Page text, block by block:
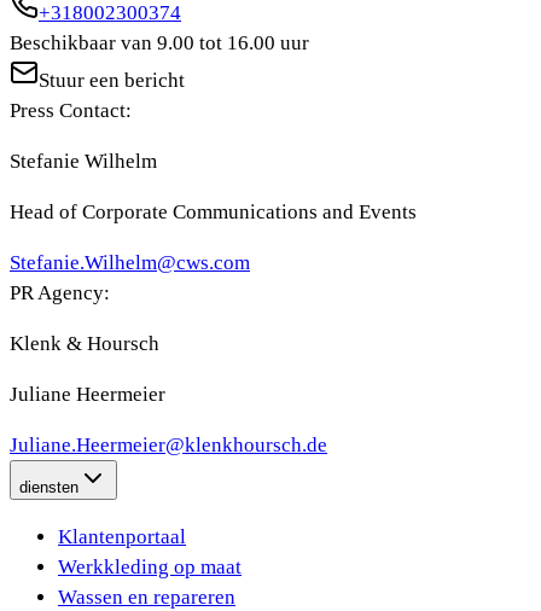
+318002300374
Beschikbaar van 9.00 tot 16.00 uur
Stuur een bericht
Press Contact:
Stefanie Wilhelm
Head of Corporate Communications and Events
Stefanie.Wilhelm@cws.com
PR Agency:
Klenk & Hoursch
Juliane Heermeier
Juliane.Heermeier@klenkhoursch.de
diensten
Klantenportaal
Werkkleding op maat
Wassen en repareren